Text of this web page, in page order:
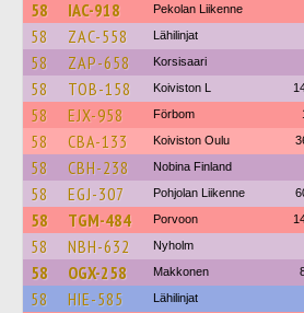
58 IAC-918 Pekolan Liikenne
58 ZAC-558 Lähilinjat
58 ZAP-658 Korsisaari
58 TOB-158 Koiviston L
58 EJX-958 Förbom
58 CBA-133 Koiviston Oulu
58 CBH-238 Nobina Finland
58 EGJ-307 Pohjolan Liikenne
58 TGM-484 Porvoon
58 NBH-632 Nyholm
58 OGX-258 Makkonen
58 HIE-585 Lähilinjat